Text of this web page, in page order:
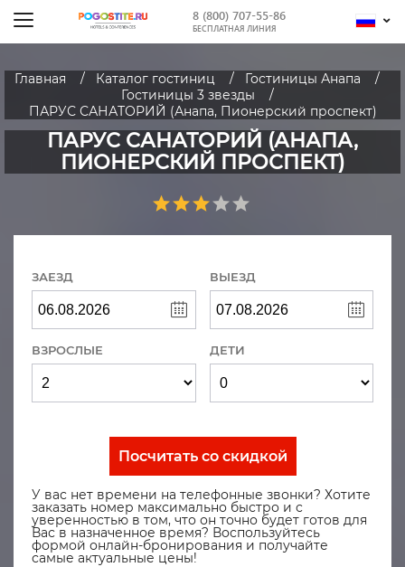
8 (800) 707-55-86
БЕСПЛАТНАЯ ЛИНИЯ
Главная Каталог гостиниц
Гостиницы Анапа
Гостиницы 3 звезды
ПАРУС САНАТОРИЙ (Анапа, Пионерский проспект)
ПАРУС САНАТОРИЙ (АНАПА,
ПИОНЕРСКИЙ ПРОСПЕКТ)
ЗАЕЗД ВЫЕЗД
ВЗРОСЛЫЕ ДЕТИ
Посчитать со скидкой
У вас нет времени на телефонные звонки? Хотите
заказать номер максимально быстро и с
уверенностью в том, что он точно будет готов для
Вас в назначенное время? Воспользуйтесь
формой онлайн-бронирования и получайте
самые актуальные цены!